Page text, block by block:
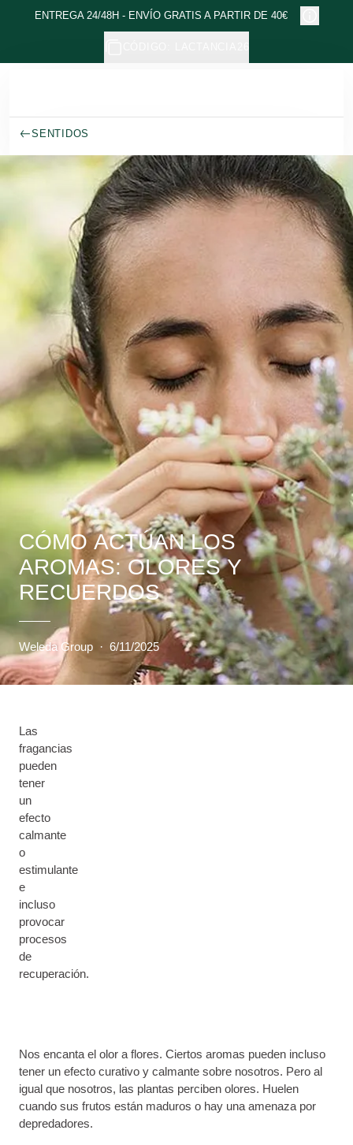
Ir al contenido principal
ENTREGA 24/48H - ENVÍO GRATIS A PARTIR DE 40€
SENTIDOS
CÓMO ACTÚAN LOS
AROMAS: OLORES Y
RECUERDOS
Weleda Group · 6/11/2025
Las
fragancias
pueden
tener
un
efecto
calmante
o
estimulante
e
incluso
provocar
procesos
de
recuperación.
Nos encanta el olor a flores. Ciertos aromas pueden incluso
tener un efecto curativo y calmante sobre nosotros. Pero al
igual que nosotros, las plantas perciben olores. Huelen
cuando sus frutos están maduros o hay una amenaza por
depredadores.